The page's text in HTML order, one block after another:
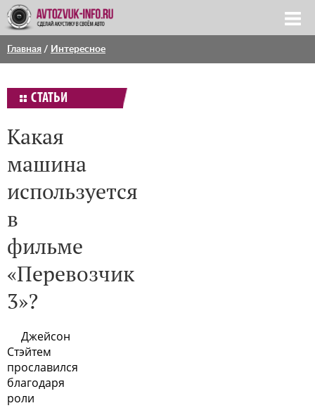
Главная / Интересное
СТАТЬИ
Какая
машина
используется
в
фильме
«Перевозчик
3»?
Джейсон
Стэйтем
прославился
благодаря
роли